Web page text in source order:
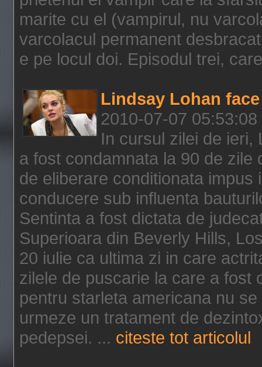
marite cu el (vampirul, nu
varcolacul permanent
e pe locul doi. Episodul trei,
Lindsay Lohan
2010-07-07 05:53:08
In cursul zilei de ieri,
a fost condamnata la 90 de
de eliberare conditionata
conducere sub influenta
Sentinta a fost dictata de
Superioara din Beverly Hills,
20 iulie ca ultima zi in care
zilele de puscarie la care a fost
pentru starleta americana nu
urmeze un tratament de
pedepsei. ... citeste tot articolul